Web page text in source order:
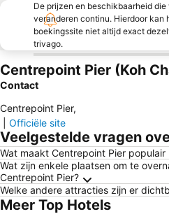
De prijzen en beschikbaarheid
veranderen continu. Hierdoor kan
boekingssite niet altijd exact
trivago.
Centrepoint Pier (Koh
Contact
Centrepoint Pier,
Officiële site
Veelgestelde vragen
Wat maakt Centrepoint Pier populair
Wat zijn enkele plaatsen om te
Centrepoint Pier?
Welke andere attracties zijn er
Meer Top Hotels